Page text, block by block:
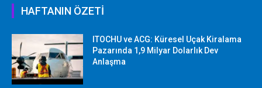
HAFTANIN ÖZETİ
ITOCHU ve ACG: Küresel Uçak Kiralama
Pazarında 1,9 Milyar Dolarlık Dev
Anlaşma